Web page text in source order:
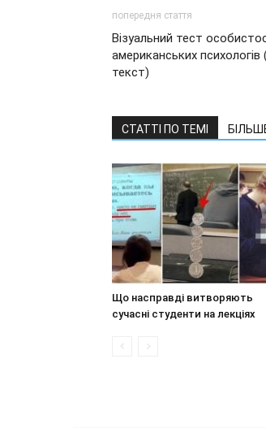
попередня стаття
Візуальний тест
американських психологів
текст)
СТАТТІ ПО ТЕМІ
Що насправді витворяють
сучасні студенти на лекціях